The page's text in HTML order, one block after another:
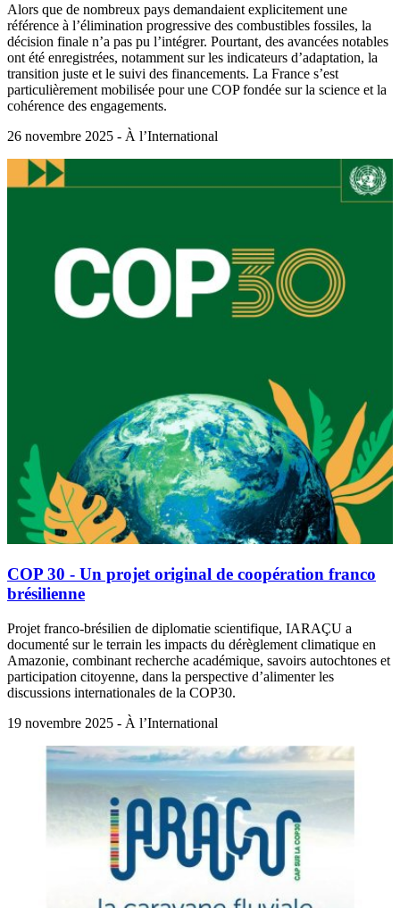
Alors que de nombreux pays demandaient explicitement une
référence à l’élimination progressive des combustibles fossiles, la
décision finale n’a pas pu l’intégrer. Pourtant, des avancées notables
ont été enregistrées, notamment sur les indicateurs d’adaptation, la
transition juste et le suivi des financements. La France s’est
particulièrement mobilisée pour une COP fondée sur la science et la
cohérence des engagements.
26 novembre 2025 - À l’International
COP 30 - Un projet original de coopération franco
brésilienne
Projet franco-brésilien de diplomatie scientifique, IARAÇU a
documenté sur le terrain les impacts du dérèglement climatique en
Amazonie, combinant recherche académique, savoirs autochtones et
participation citoyenne, dans la perspective d’alimenter les
discussions internationales de la COP30.
19 novembre 2025 - À l’International